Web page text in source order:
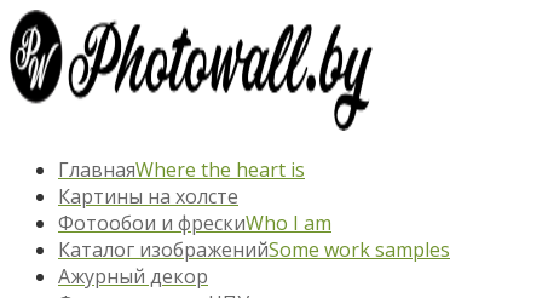
ГлавнаяWhere the heart is
Картины на холсте
Фотообои и фрескиWho I am
Каталог изображенийSome work samples
Ажурный декор